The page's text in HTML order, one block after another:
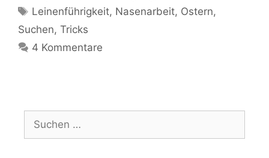
Leinenführigkeit, Nasenarbeit, Ostern,
Suchen, Tricks
4 Kommentare